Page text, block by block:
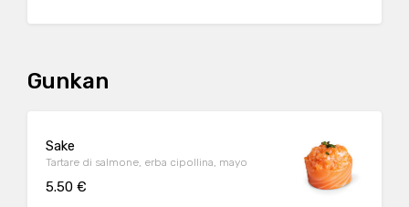
Gunkan
Sake
Tartare di salmone, erba cipollina, mayo
5.50 €